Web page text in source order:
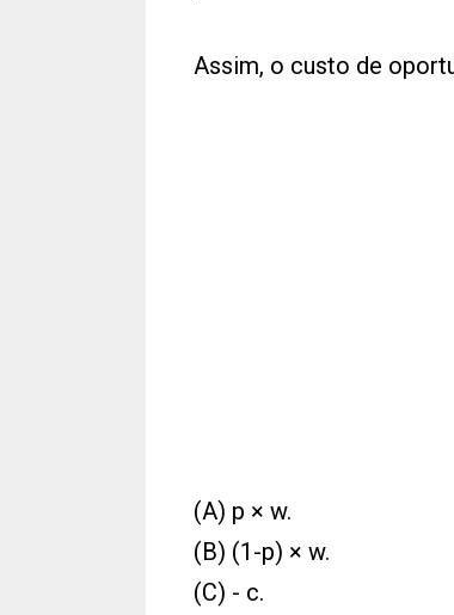
Assim, o custo de
(A) p × w.
(B) (1-p) × w.
(C) - c.